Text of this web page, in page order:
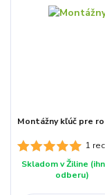
1
Montážny kľúč pre
Skladom v Žiline
odberu)